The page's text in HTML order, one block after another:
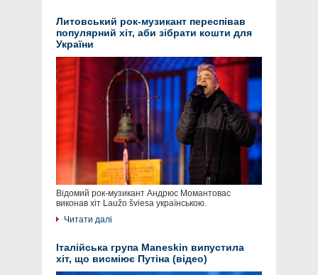
Литовський рок-музикант переспівав
популярний хіт, аби зібрати кошти для
України
Відомий рок-музикант Андрюс Момантовас
виконав хіт Laužo šviesa українською.
Читати далі
Італійська група Maneskin випустила
хіт, що висміює Путіна (відео)